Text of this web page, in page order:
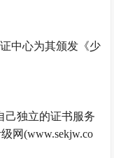
中心为其颁发《少
己独立的证书服务
网(www.sekjw.co